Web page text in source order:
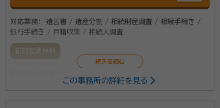
対応業務：
遺言書 / 遺産分割 / 相続財産調査 / 相続手続き /
銀行手続き / 戸籍収集 / 相続人調査
初回面談無料
この事務所の詳細を見る